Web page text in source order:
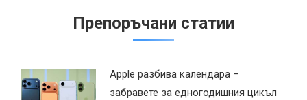
Препоръчани статии
Apple разбива календара –
забравете за едногодишния цикъл